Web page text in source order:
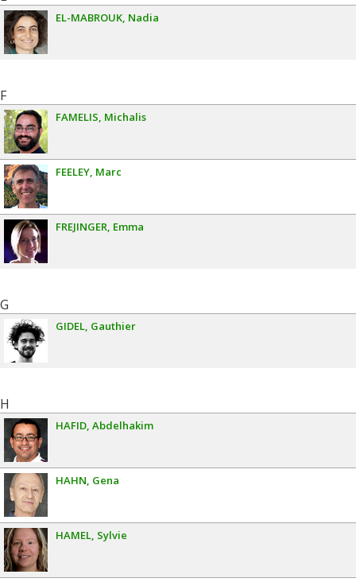
EL-MABROUK Nadia
F
FAMELIS Michalis
FEELEY Marc
FREJINGER Emma
G
GIDEL Gauthier
H
HAFID Abdelhakim
HAHN Gena
HAMEL Sylvie